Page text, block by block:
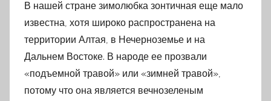
В нашей стране зимолюбка зонтичная еще мало
известна, хотя широко распространена на
территории Алтая, в Нечерноземье и на
Дальнем Востоке. В народе ее прозвали
«подъемной травой» или «зимней травой»,
потому что она является вечнозеленым